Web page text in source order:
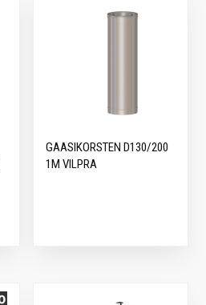
GAASIKORSTEN D130/200
1M VILPRA